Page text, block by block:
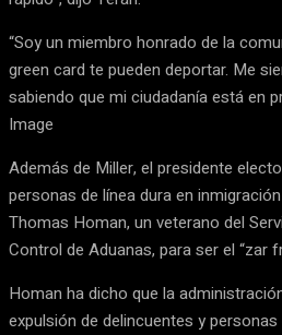
“Soy un miembro honrado de la
green card te pueden deportar. Me
sabiendo que mi ciudadanía está en
Image
Además de Miller, el presidente
personas de línea dura en
Thomas Homan, un veterano del
Control de Aduanas, para ser el “zar
Homan ha dicho que la
expulsión de delincuentes y